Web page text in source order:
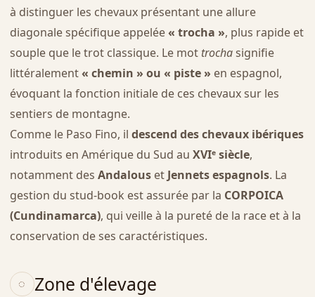
à distinguer les chevaux présentant une allure
diagonale spécifique appelée« trocha », plus rapide et
souple que le trot classique. Le mot trochasignifie
littéralement« chemin » ou « piste » en espagnol,
évoquant la fonction initiale de ces chevaux sur les
sentiers de montagne.
Comme le Paso Fino, il descend des chevaux ibériques
introduits en Amérique du Sud au XVIᵉ siècle,
notamment des Andalouset Jennets espagnols. La
gestion du stud-book est assurée par la CORPOICA
(Cundinamarca), qui veille à la pureté de la race et à la
conservation de ses caractéristiques.
Zone d'élevage